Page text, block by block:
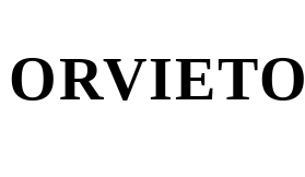
ORVIETO